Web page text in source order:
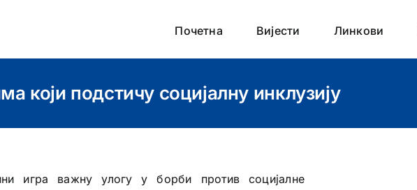
Почетна Вијести Линкови
који подстичу социјалну инклузију
игра важну улогу у борби против социјалне